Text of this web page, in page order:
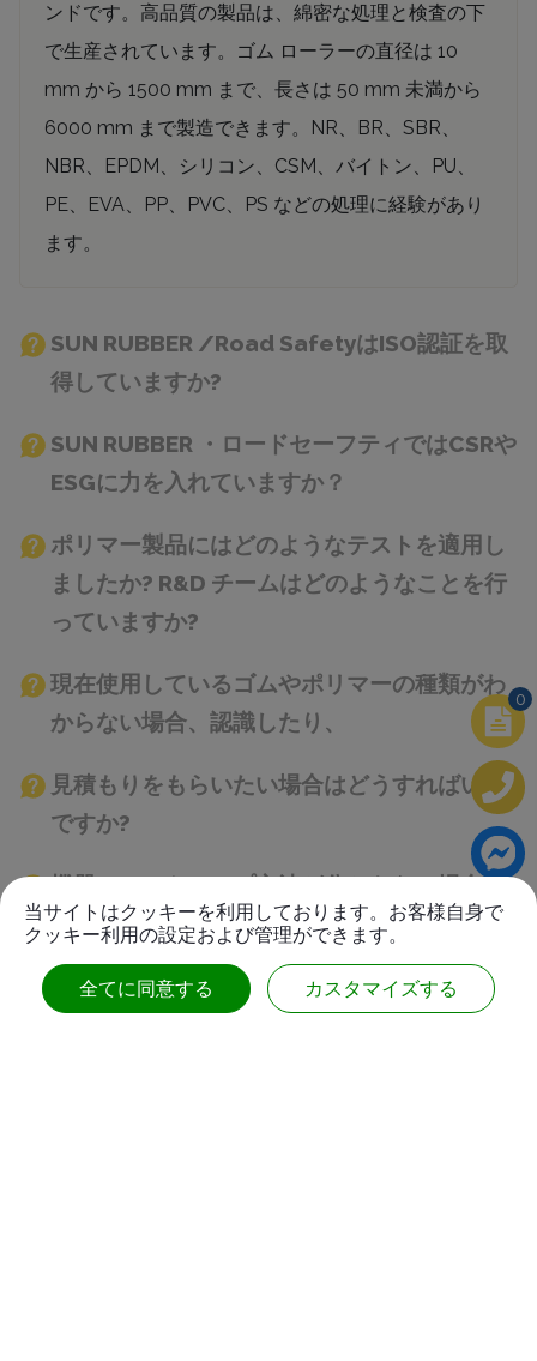
ンドです。高品質の製品は、綿密な処理と検査の下
で生産されています。ゴム ローラーの直径は 10
mm から 1500 mm まで、長さは 50 mm 未満から
6000 mm まで製造できます。NR、BR、SBR、
NBR、EPDM、シリコン、CSM、バイトン、PU、
PE、EVA、PP、PVC、PS などの処理に経験があり
ます。
SUN RUBBER /Road SafetyはISO認証を取
得していますか?
SUN RUBBER ・ロードセーフティではCSRや
ESGに力を入れていますか？
ポリマー製品にはどのようなテストを適用し
ましたか? R&D チームはどのようなことを行
っていますか?
現在使用しているゴムやポリマーの種類がわ
からない場合、認識したり、
見積もりをもらいたい場合はどうすればいい
ですか?
機器のセットアップ方法が分からない場合は
どうすればいいですか?
製品をカスタマイズできますか？
0
当サイトはクッキーを利用しております。お客様自身で
クッキー利用の設定および管理ができます。
全てに同意する カスタマイズする